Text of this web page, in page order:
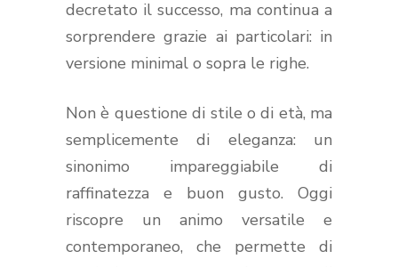
decretato il successo, ma continua a
sorprendere grazie ai particolari: in
versione minimal o sopra le righe.
Non è questione di stile o di età, ma
semplicemente di eleganza: un
sinonimo impareggiabile di
raffinatezza e buon gusto. Oggi
riscopre un animo versatile e
contemporaneo, che permette di